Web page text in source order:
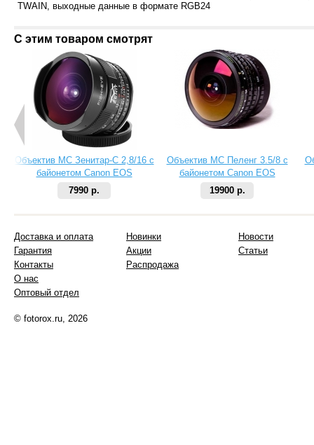
TWAIN, выходные данные в формате RGB24
С этим товаром смотрят
Объектив МС Зенитар-C 2,8/16 с
байонетом Canon EOS
7990 р.
Объектив МС Пеленг 3.5/8 с
байонетом Canon EOS
19900 р.
Доставка и оплата
Гарантия
Контакты
О нас
Оптовый отдел
Новинки
Акции
Распродажа
Новости
Статьи
© fotorox.ru, 2026